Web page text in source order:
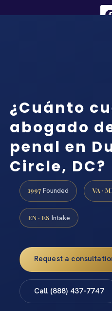
¿Cuánto
abogado
penal en
Circle, DC?
1997 Founded VA ·
EN · ES Intake
Request a
Call (888) 437-7747